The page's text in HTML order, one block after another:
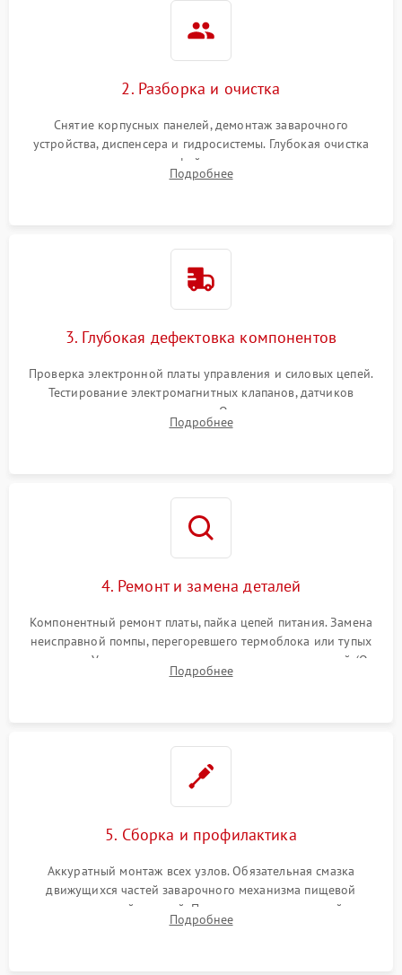
2. Разборка и очистка
Снятие корпусных панелей, демонтаж заварочного
устройства, диспенсера и гидросистемы. Глубокая очистка
внутренних узлов от кофейных масел, жмыха и накипи.
Промывка дренажных каналов и фильтров с использованием
Подробнее
3. Глубокая дефектовка компонентов
Проверка электронной платы управления и силовых цепей.
Тестирование электромагнитных клапанов, датчиков
температуры и расходомера. Оценка степени износа
жерновов кофемолки, уплотнительных колец гидросистемы
Подробнее
4. Ремонт и замена деталей
Компонентный ремонт платы, пайка цепей питания. Замена
неисправной помпы, перегоревшего термоблока или тупых
жерновов. Установка новых силиконовых уплотнителей (O-
ring) и тефлоновых трубок для надежного устранения
Подробнее
5. Сборка и профилактика
Аккуратный монтаж всех узлов. Обязательная смазка
движущихся частей заварочного механизма пищевой
силиконовой смазкой. Проведение программной
декальцинации и очистки системы от кофейных масел.
Подробнее